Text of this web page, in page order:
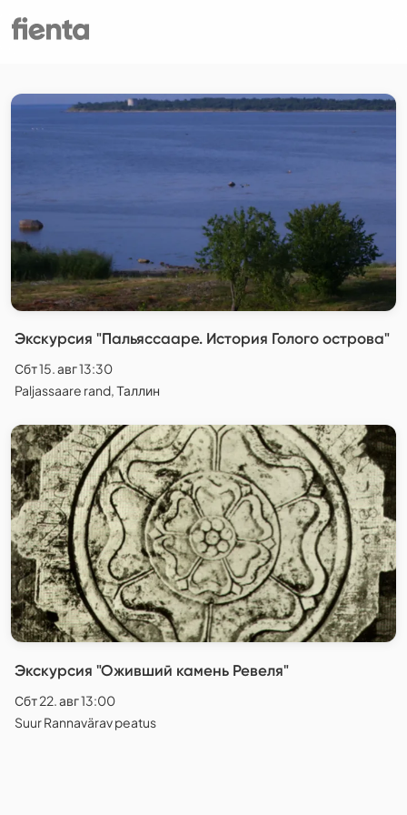
Экскурсия "Пальяссааре. История Голого острова"
Сбт 15. авг 13:30
Paljassaare rand, Таллин
Экскурсия "Оживший камень Ревеля"
Сбт 22. авг 13:00
Suur Rannavärav peatus